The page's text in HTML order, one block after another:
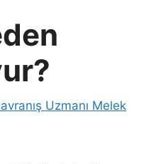
Uzmanı Melek